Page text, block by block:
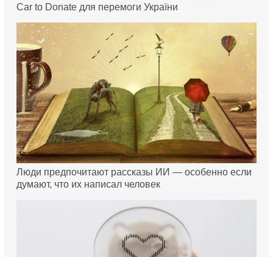
Car to Donate для перемоги України
Люди предпочитают рассказы ИИ — особенно если
думают, что их написал человек